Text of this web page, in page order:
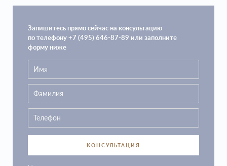
Запишитесь прямо сейчас на консультацию
по телефону +7 (495) 646-87-89 или заполните
форму ниже
КОНСУЛЬТАЦИЯ